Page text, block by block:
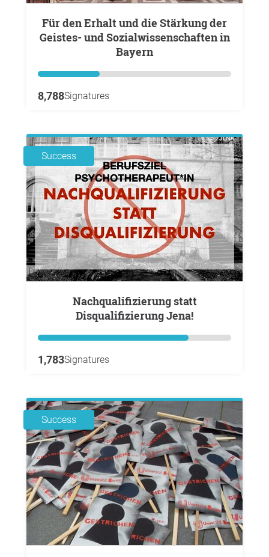
Für den Erhalt und die Stärkung der
Geistes- und Sozialwissenschaften in
Bayern
8,788Signatures
Success
Nachqualifizierung statt
Disqualifizierung Jena!
1,783Signatures
Success